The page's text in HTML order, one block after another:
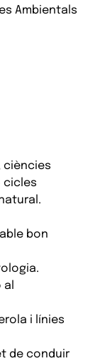
Ambientals
ciències
cicles
bon
i línies
de conduir